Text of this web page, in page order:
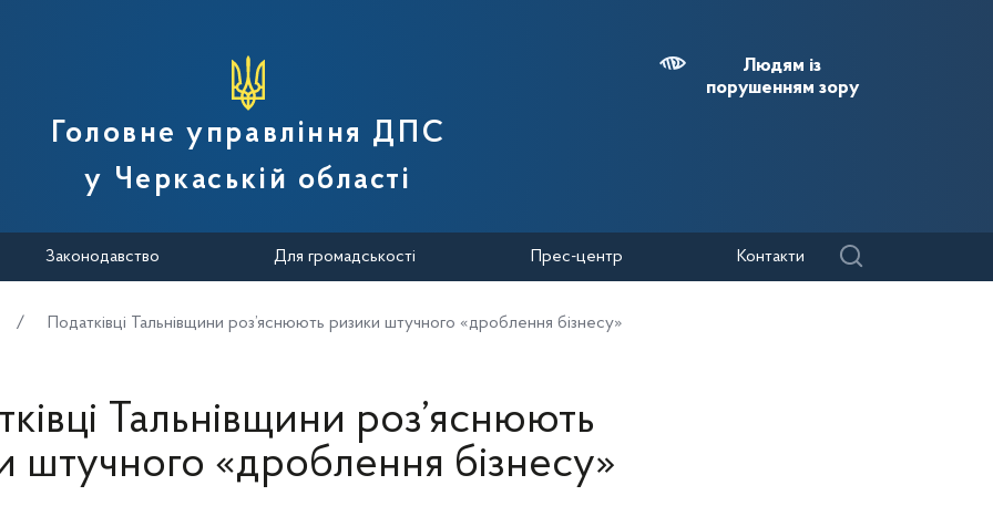
податкової служби України
Головне управління ДПС
у Черкаській області
Людям із
порушенням зору
Законодавство Для громадськості Прес-центр Контакти
Податківці Тальнівщини роз’яснюють ризики штучного «дроблення бізнесу»
Тальнівщини роз’яснюють
штучного «дроблення бізнесу»